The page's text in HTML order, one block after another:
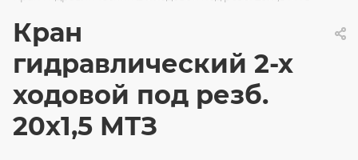
Кран
гидравлический 2-х
ходовой под резб.
20х1,5 МТЗ